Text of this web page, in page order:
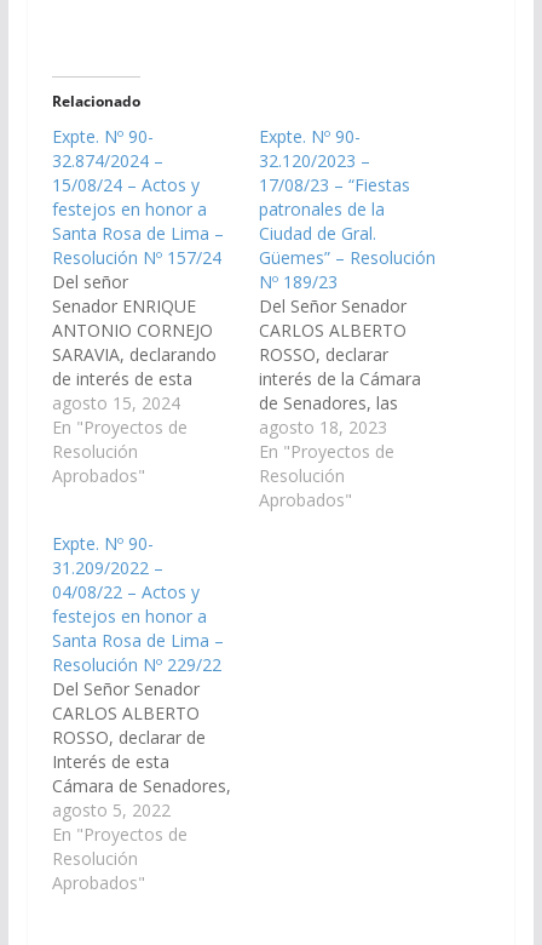
Relacionado
Expte. Nº 90-
32.874/2024 –
15/08/24 – Actos y
festejos en honor a
Santa Rosa de Lima –
Resolución Nº 157/24
Del señor
Senador ENRIQUE
ANTONIO CORNEJO
SARAVIA, declarando
de interés de esta
Cámara las
actividades, actos y
festejos en honor a
Santa Rosa de Lima en
la Ciudad de Gral.
Güemes”, que se
realizaran el día 30 de
Agosto del corriente
año (Expte. Nº 90-
32.874/2024, a…
agosto 15, 2024
En "Proyectos de
Resolución
Aprobados"
Expte. Nº 90-
32.120/2023 –
17/08/23 – “Fiestas
patronales de la
Ciudad de Gral.
Güemes” – Resolución
Nº 189/23
Del Señor Senador
CARLOS ALBERTO
ROSSO, declarar
interés de la Cámara
de Senadores, las
actividades, actos y
festejos en honor a
Santa Rosa de Lima en
el marco de las Fiestas
agosto 18, 2023
En "Proyectos de
Resolución
Aprobados"
Expte. Nº 90-
31.209/2022 –
04/08/22 – Actos y
festejos en honor a
Santa Rosa de Lima –
Resolución Nº 229/22
Del Señor Senador
CARLOS ALBERTO
ROSSO, declarar de
Interés de esta
Cámara de Senadores,
las actividades, actos y
festejos en honor a
Santa Rosa de Lima, a
celebrarse el día 30 de
agosto 5, 2022
En "Proyectos de
Resolución
Aprobados"